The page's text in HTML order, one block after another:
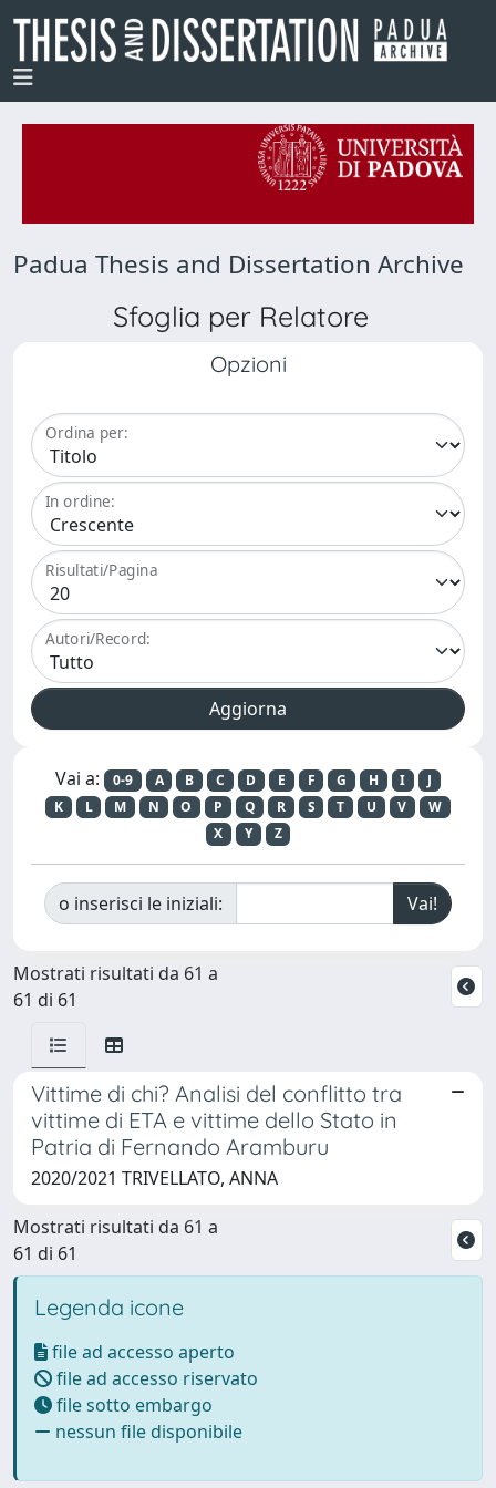
Padua Thesis and Dissertation Archive
Sfoglia per Relatore
Opzioni
Ordina per:
In ordine:
Risultati/Pagina
Autori/Record:
Vai a: 0-9 A B C D E F G H I
J
K
L M N O P Q R S T U V
W
X
Y Z
o inserisci le iniziali:
Mostrati risultati da 61 a
61 di 61
Vittime di chi? Analisi del conflitto tra
vittime di ETA e vittime dello Stato in
Patria di Fernando Aramburu
2020/2021 TRIVELLATO, ANNA
Mostrati risultati da 61 a
61 di 61
Legenda icone
file ad accesso aperto
file ad accesso riservato
file sotto embargo
nessun file disponibile